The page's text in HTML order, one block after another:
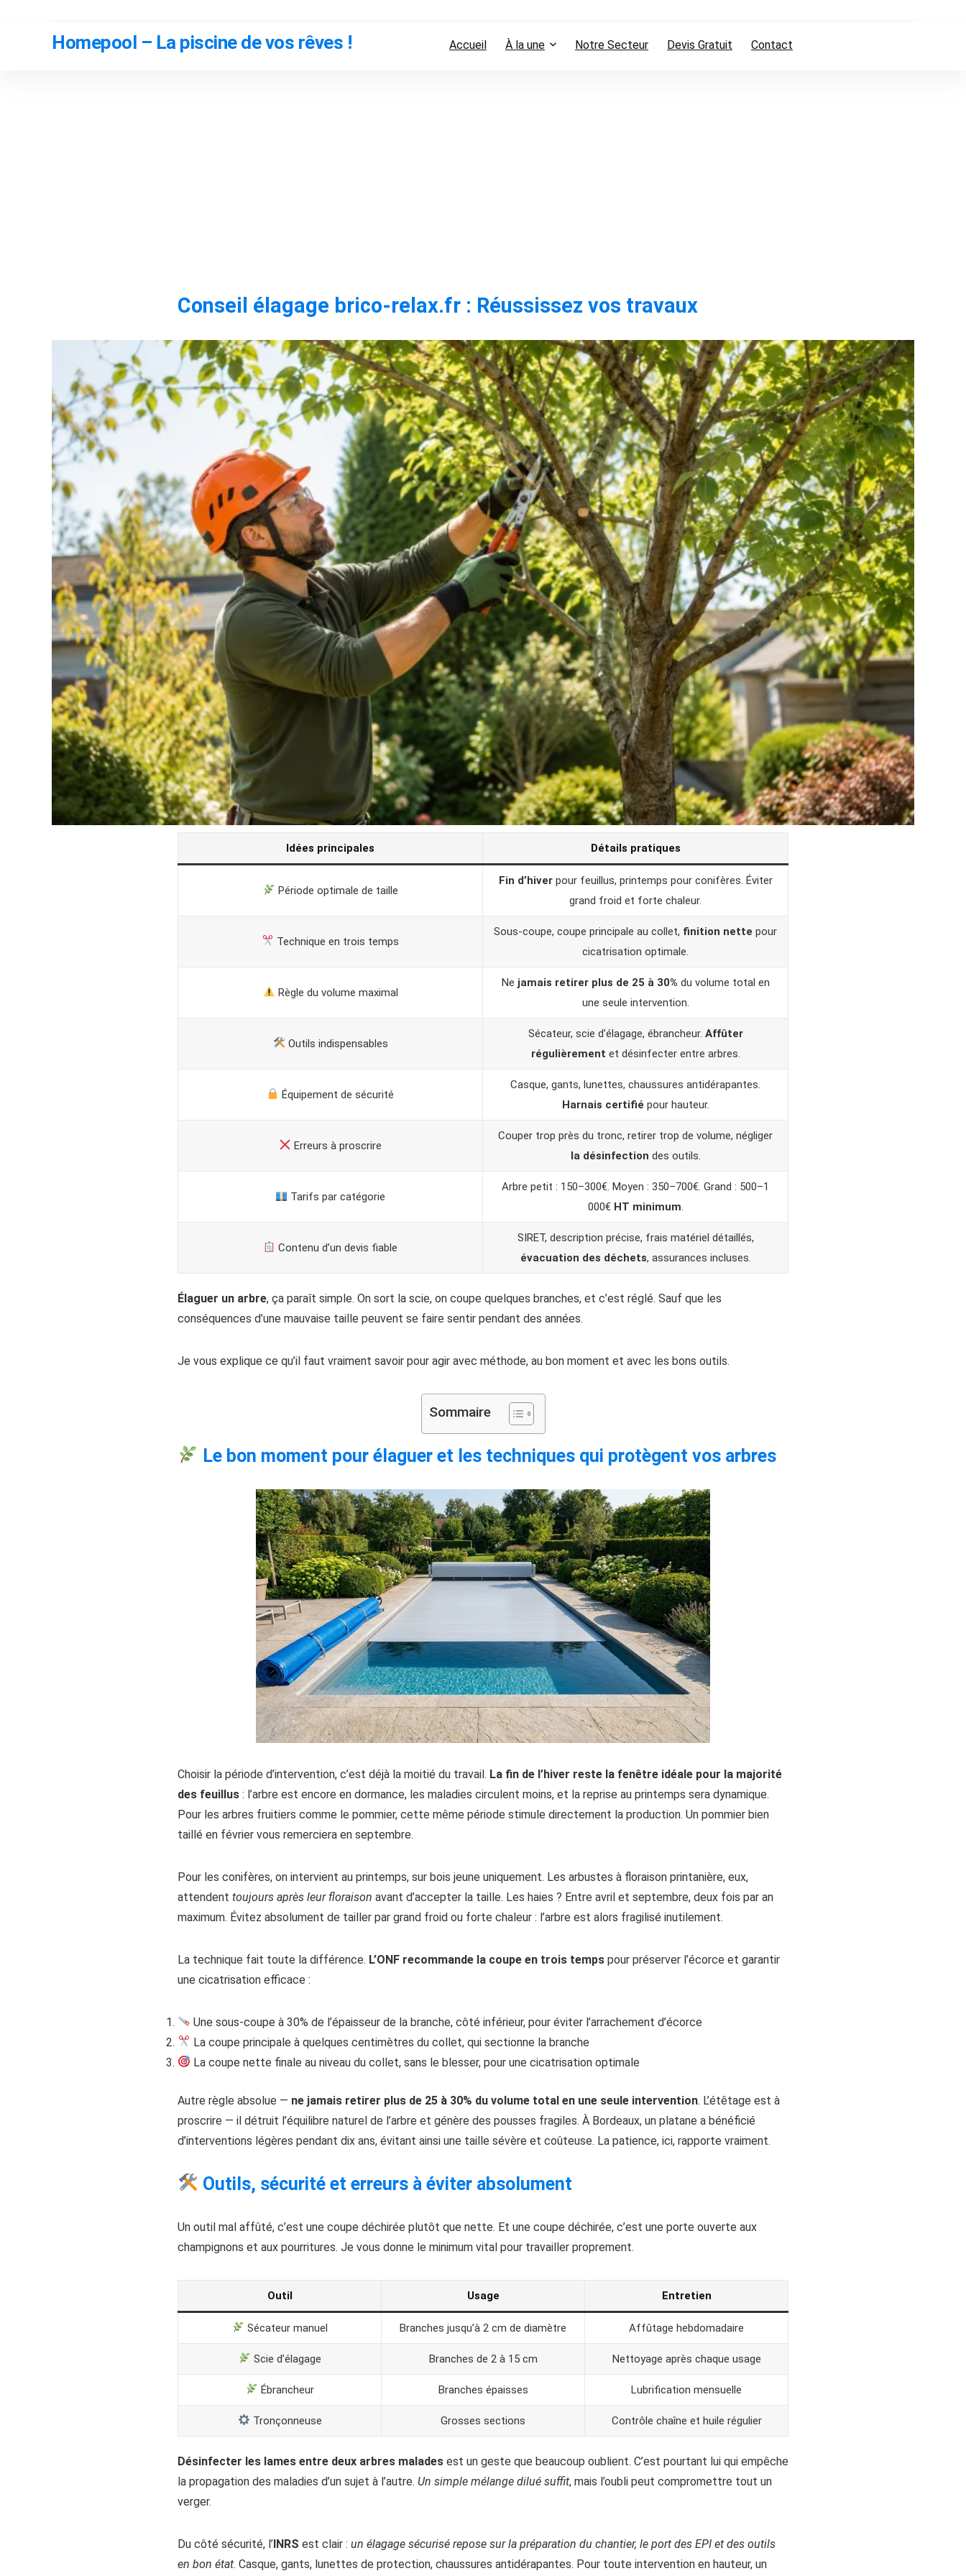
Homepool – La piscine de vos rêves ! Accueil À la une Notre Secteur Devis Gratuit Contact
Conseil élagage brico-relax.fr : Réussissez vos travaux
Idées principales Détails pratiques
Période optimale de taille
Fin d’hiverpour feuillus, printemps pour conifères. Éviter
grand froid et forte chaleur.
Technique en trois temps
Sous-coupe, coupe principale au collet, finition nette pour
cicatrisation optimale.
Règle du volume maximal
Ne jamais retirer plus de 25 à 30% du volume total en
une seule intervention.
Outils indispensables
Sécateur, scie d’élagage, ébrancheur. Affûter
régulièrement et désinfecter entre arbres.
Équipement de sécurité
Casque, gants, lunettes, chaussures antidérapantes.
Harnais certifié pour hauteur.
Erreurs à proscrire
Couper trop près du tronc, retirer trop de volume, négliger
la désinfection des outils.
Tarifs par catégorie
Arbre petit : 150–300€. Moyen : 350–700€. Grand : 500–1
000€ HT minimum.
Contenu d’un devis fiable
SIRET, description précise, frais matériel détaillés,
évacuation des déchets, assurances incluses.
Élaguer un arbre, ça paraît simple. On sort la scie, on coupe quelques branches, et c’est réglé. Sauf que les
conséquences d’une mauvaise taille peuvent se faire sentir pendant des années.
Je vous explique ce qu’il faut vraiment savoir pour agir avec méthode, au bon moment et avec les bons outils.
Sommaire
Le bon moment pour élaguer et les techniques qui protègent vos arbres
Choisir la période d’intervention, c’est déjà la moitié du travail. La fin de l’hiver reste la fenêtre idéale pour la majorité
des feuillus : l’arbre est encore en dormance, les maladies circulent moins, et la reprise au printemps sera dynamique.
Pour les arbres fruitiers comme le pommier, cette même période stimule directement la production. Un pommier bien
taillé en février vous remerciera en septembre.
Pour les conifères, on intervient au printemps, sur bois jeune uniquement. Les arbustes à floraison printanière, eux,
attendent toujours après leur floraison avant d’accepter la taille. Les haies ? Entre avril et septembre, deux fois par an
maximum. Évitez absolument de tailler par grand froid ou forte chaleur : l’arbre est alors fragilisé inutilement.
La technique fait toute la différence. L’ONF recommande la coupe en trois temps pour préserver l’écorce et garantir
une cicatrisation efficace :
Une sous-coupe à 30% de l’épaisseur de la branche, côté inférieur, pour éviter l’arrachement d’écorce
La coupe principale à quelques centimètres du collet, qui sectionne la branche
La coupe nette finale au niveau du collet, sans le blesser, pour une cicatrisation optimale
Autre règle absolue — ne jamais retirer plus de 25 à 30% du volume total en une seule intervention. L’étêtage est à
proscrire — il détruit l’équilibre naturel de l’arbre et génère des pousses fragiles. À Bordeaux, un platane a bénéficié
d’interventions légères pendant dix ans, évitant ainsi une taille sévère et coûteuse. La patience, ici, rapporte vraiment.
Outils, sécurité et erreurs à éviter absolument
Un outil mal affûté, c’est une coupe déchirée plutôt que nette. Et une coupe déchirée, c’est une porte ouverte aux
champignons et aux pourritures. Je vous donne le minimum vital pour travailler proprement.
Outil Usage Entretien
Sécateur manuel Branches jusqu’à 2 cm de diamètre Affûtage hebdomadaire
Scie d’élagage Branches de 2 à 15 cm Nettoyage après chaque usage
Ébrancheur Branches épaisses Lubrification mensuelle
Tronçonneuse Grosses sections Contrôle chaîne et huile régulier
Désinfecter les lames entre deux arbres malades est un geste que beaucoup oublient. C’est pourtant lui qui empêche
la propagation des maladies d’un sujet à l’autre. Un simple mélange dilué suffit, mais l’oubli peut compromettre tout un
verger.
Du côté sécurité, l’INRS est clair : un élagage sécurisé repose sur la préparation du chantier, le port des EPI et des outils
en bon état. Casque, gants, lunettes de protection, chaussures antidérapantes. Pour toute intervention en hauteur, un